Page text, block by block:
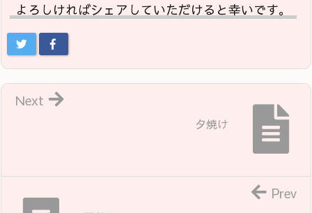
よろしければシェアしていただけると幸いです。
夕焼け
Next
Prev